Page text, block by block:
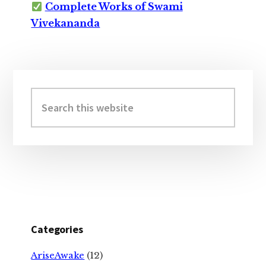
Complete Works of Swami
Vivekananda
Sidebar
this
website
Categories
AriseAwake (12)